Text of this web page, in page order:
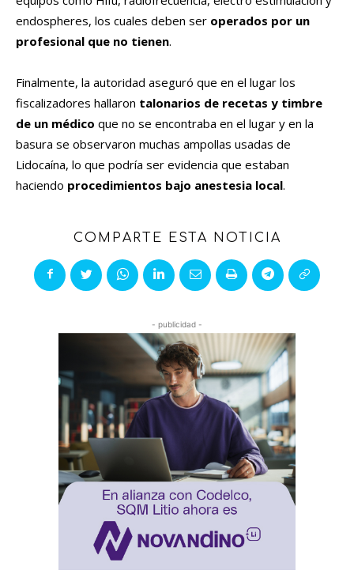
endospheres, los cuales deben ser operados por un
profesional que no tienen.
Finalmente, la autoridad aseguró que en el lugar los
fiscalizadores hallaron talonarios de recetas y timbre
de un médico que no se encontraba en el lugar y en la
basura se observaron muchas ampollas usadas de
Lidocaína, lo que podría ser evidencia que estaban
haciendo procedimientos bajo anestesia local.
COMPARTE ESTA NOTICIA
- publicidad -